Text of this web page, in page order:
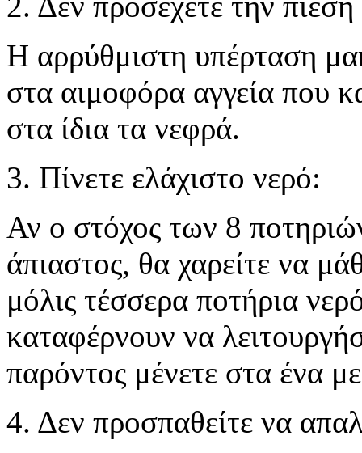
Η αρρύθμιστη υπέρταση
στα αιμοφόρα αγγεία που
στα ίδια τα νεφρά.
3. Πίνετε ελάχιστο νερό:
Αν ο στόχος των 8
άπιαστος, θα χαρείτε να
μόλις τέσσερα ποτήρια
καταφέρνουν να
παρόντος μένετε στα ένα
4. Δεν προσπαθείτε να